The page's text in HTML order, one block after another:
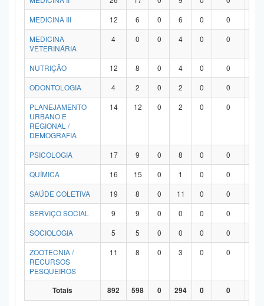
MEDICINA III
12 6 0 6 0 0
MEDICINA
VETERINÁRIA
4 0 0 4 0 0
NUTRIÇÃO 12 8 0 4 0 0
ODONTOLOGIA
4 2 0 2 0 0
PLANEJAMENTO
URBANO E
REGIONAL /
DEMOGRAFIA
14 12 0 2 0 0
PSICOLOGIA 17 9 0 8 0 0
QUÍMICA
16 15 0 1 0 0
SAÚDE COLETIVA
19 8 0 11 0 0
SERVIÇO SOCIAL
9 9 0 0 0 0
SOCIOLOGIA
5 5 0 0 0 0
ZOOTECNIA /
RECURSOS
PESQUEIROS
11 8 0 3 0 0
Totais 892 598 0 294 0 0